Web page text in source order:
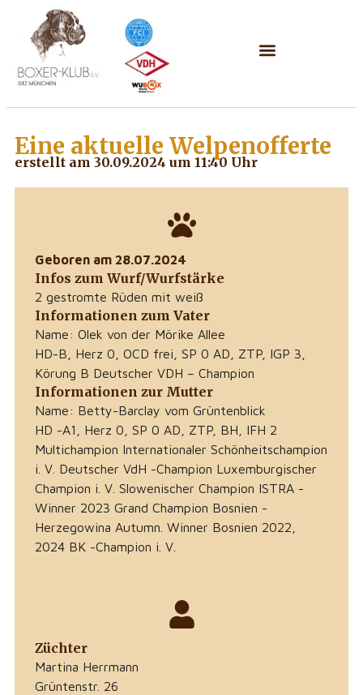
Eine aktuelle Welpenofferte
erstellt am 30.09.2024 um 11:40 Uhr
Geboren am 28.07.2024
Infos zum Wurf/Wurfstärke
2 gestromte Rüden mit weiß
Informationen zum Vater
Name: Olek von der Mörike Allee
HD-B, Herz 0, OCD frei, SP 0 AD, ZTP, IGP 3,
Körung B Deutscher VDH – Champion
Informationen zur Mutter
Name: Betty-Barclay vom Grüntenblick
HD -A1, Herz 0, SP 0 AD, ZTP, BH, IFH 2
Multichampion Internationaler Schönheitschampion
i. V. Deutscher VdH -Champion Luxemburgischer
Champion i. V. Slowenischer Champion ISTRA -
Winner 2023 Grand Champion Bosnien -
Herzegowina Autumn. Winner Bosnien 2022,
2024 BK -Champion i. V.
Züchter
Martina Herrmann
Grüntenstr. 26